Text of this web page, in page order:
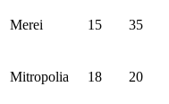
Merei 15 35
Mitropolia 18 20